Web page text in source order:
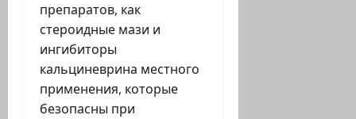
препаратов, как
стероидные мази и
ингибиторы
кальциневрина местного
применения, которые
безопасны при